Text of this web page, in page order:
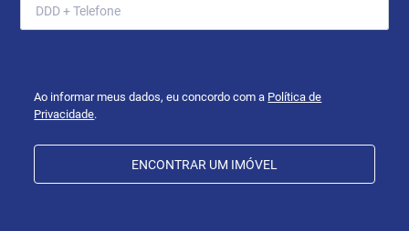
Ao informar meus dados, eu concordo com a Política de
Privacidade.
ENCONTRAR UM IMÓVEL